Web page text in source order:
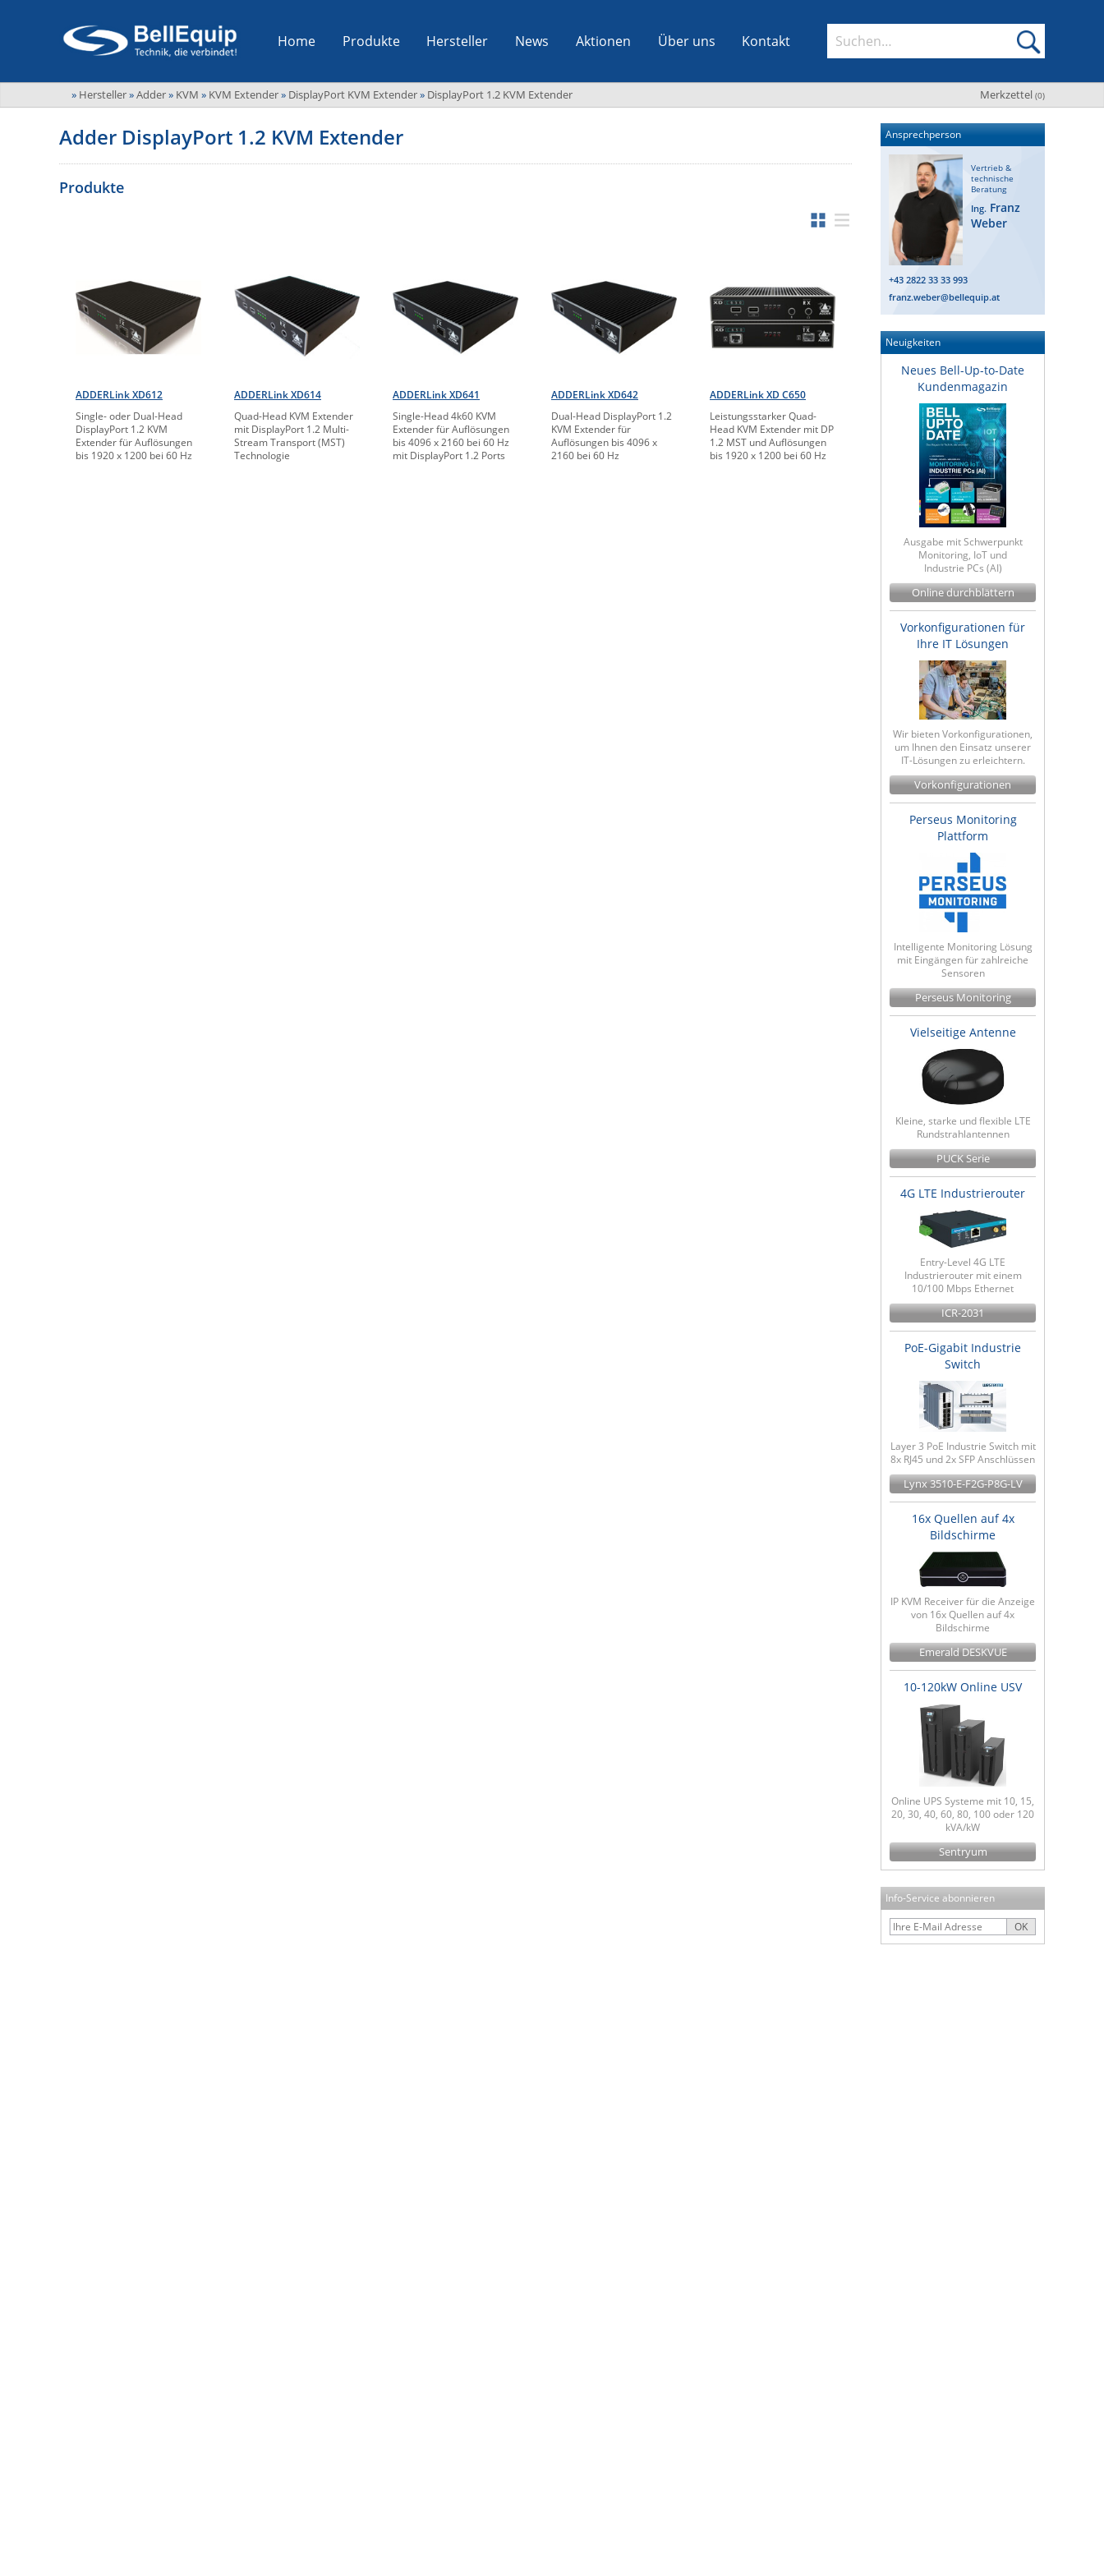
Home Produkte Hersteller News Aktionen Über uns Kontakt
Merkzettel (0)
» Hersteller»Adder» KVM » KVM Extender» DisplayPort KVM Extender» DisplayPort 1.2 KVM Extender
Adder DisplayPort 1.2 KVM Extender
Produkte
ADDERLink XD612
Single- oder Dual-Head
DisplayPort 1.2 KVM
Extender für Auflösungen
bis 1920 x 1200 bei 60 Hz
ADDERLink XD614
Quad-Head KVM Extender
mit DisplayPort 1.2 Multi-
Stream Transport (MST)
Technologie
ADDERLink XD641
Single-Head 4k60 KVM
Extender für Auflösungen
bis 4096 x 2160 bei 60 Hz
mit DisplayPort 1.2 Ports
ADDERLink XD642
Dual-Head DisplayPort 1.2
KVM Extender für
Auflösungen bis 4096 x
2160 bei 60 Hz
ADDERLink XD C650
Leistungsstarker Quad-
Head KVM Extender mit DP
1.2 MST und Auflösungen
bis 1920 x 1200 bei 60 Hz
Ansprechperson
Vertrieb &
technische
Beratung
Ing. Franz
Weber
+43 2822 33 33 993
franz.weber@bellequip.at
Neuigkeiten
Neues Bell-Up-to-Date
Kundenmagazin
Ausgabe mit Schwerpunkt
Monitoring, IoT und
Industrie PCs (AI)
Online durchblättern
Vorkonfigurationen für
Ihre IT Lösungen
Wir bieten Vorkonfigurationen,
um Ihnen den Einsatz unserer
IT-Lösungen zu erleichtern.
Vorkonfigurationen
Perseus Monitoring
Plattform
Intelligente Monitoring Lösung
mit Eingängen für zahlreiche
Sensoren
Perseus Monitoring
Vielseitige Antenne
Kleine, starke und flexible LTE
Rundstrahlantennen
PUCK Serie
4G LTE Industrierouter
Entry-Level 4G LTE
Industrierouter mit einem
10/100 Mbps Ethernet
ICR-2031
PoE-Gigabit Industrie
Switch
Layer 3 PoE Industrie Switch mit
8x RJ45 und 2x SFP Anschlüssen
Lynx 3510-E-F2G-P8G-LV
16x Quellen auf 4x
Bildschirme
IP KVM Receiver für die Anzeige
von 16x Quellen auf 4x
Bildschirme
Emerald DESKVUE
10-120kW Online USV
Online UPS Systeme mit 10, 15,
20, 30, 40, 60, 80, 100 oder 120
kVA/kW
Sentryum
Info-Service abonnieren
OK